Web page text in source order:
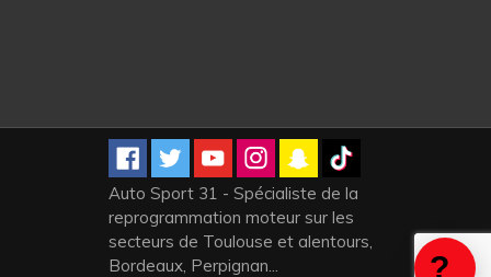
Auto Sport 31 - Spécialiste de la
reprogrammation moteur sur les
secteurs de Toulouse et alentours,
Bordeaux, Perpignan...